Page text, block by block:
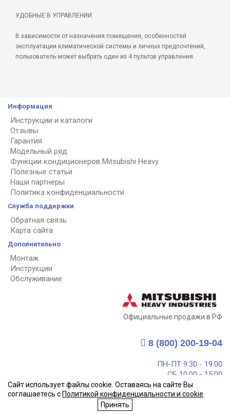
УДОБНЫЕ В УПРАВЛЕНИИ
В зависимости от назначения помещения, особенностей
эксплуатации климатической системы и личных предпочтений,
пользователь может выбрать один из 4 пультов управления.
Информация
Инструкции и каталоги
Отзывы
Гарантия
Модельный ряд
Функции кондиционеров Mitsubishi Heavy
Полезные статьи
Наши партнеры
Политика конфиденциальности
Служба поддержки
Обратная связь
Карта сайта
Дополнительно
Монтаж
Инструкции
Обслуживание
Официальные продажи в РФ
8 (800) 200-19-04
ПН-ПТ 9:30 - 19:00
СБ 10:00 - 15:00
Call центр - круглосуточно
info@mitsubishi-heavy.ru
Мы в социальных сетях:vk.com
Сайт использует файлы cookie. Оставаясь на сайте Вы
соглашаетесь с Политикой конфиденциальности и cookie
Принять